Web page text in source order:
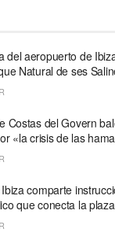
del aeropuerto de
Natural de ses
Costas del Govern
«la crisis de las
comparte
que conecta la